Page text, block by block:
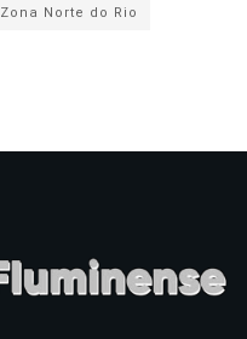
Zona Norte do Rio